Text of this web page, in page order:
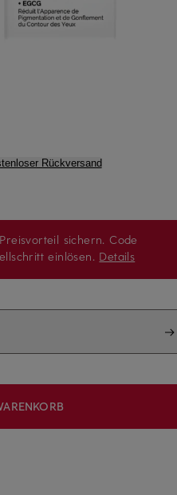
Rückversand
sichern. Code
einlösen. Details